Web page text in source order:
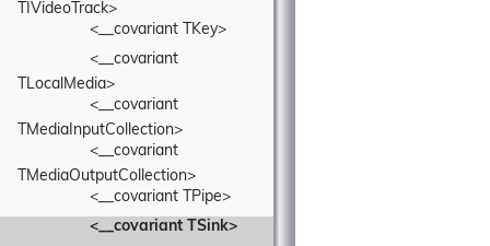
TIVideoTrack>
<__covariant TKey>
<__covariant
TLocalMedia>
<__covariant
TMediaInputCollection>
<__covariant
TMediaOutputCollection>
<__covariant TPipe>
<__covariant TSink>